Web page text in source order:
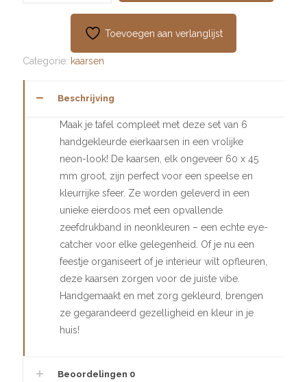
Toevoegen aan verlanglijst
Categorie: kaarsen
Beschrijving
Maak je tafel compleet met deze set van 6
handgekleurde eierkaarsen in een vrolijke
neon-look! De kaarsen, elk ongeveer 60 x 45
mm groot, zijn perfect voor een speelse en
kleurrijke sfeer. Ze worden geleverd in een
unieke eierdoos met een opvallende
zeefdrukband in neonkleuren – een echte eye-
catcher voor elke gelegenheid. Of je nu een
feestje organiseert of je interieur wilt opfleuren,
deze kaarsen zorgen voor de juiste vibe.
Handgemaakt en met zorg gekleurd, brengen
ze gegarandeerd gezelligheid en kleur in je
huis!
Beoordelingen 0